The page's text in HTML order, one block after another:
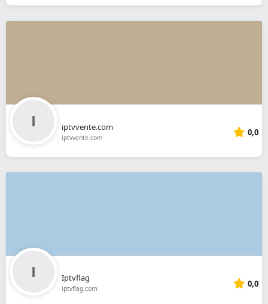
iptvvente.com
iptvvente.com 0,0
Iptvflag
iptvflag.com 0,0